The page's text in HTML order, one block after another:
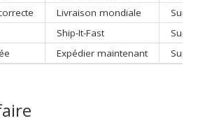
Livraison mondiale
Super
Ship-It-Fast
Super
Expédier maintenant Super